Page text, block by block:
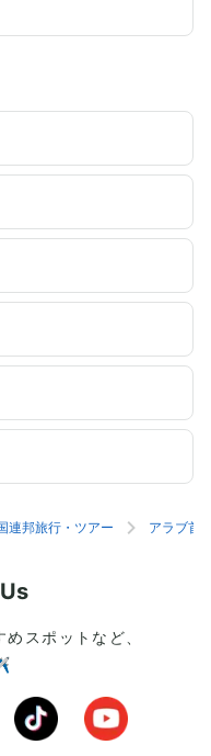
連邦旅行・ツアー アラブ首
スポットなど、